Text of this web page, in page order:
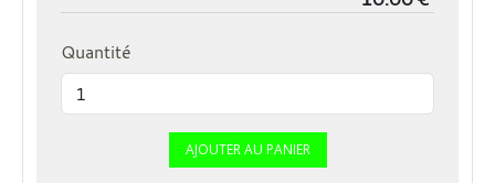
Quantité
AJOUTER AU PANIER